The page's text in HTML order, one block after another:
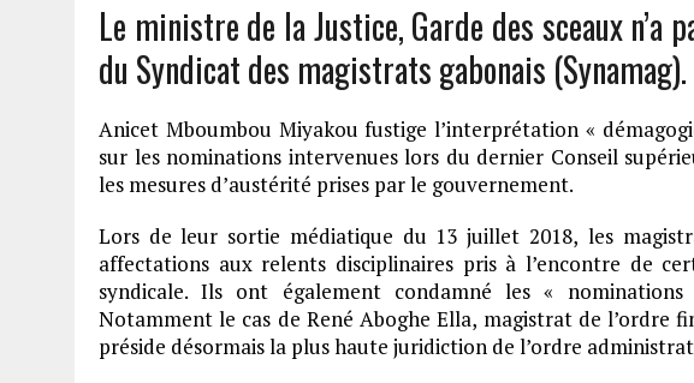
Le ministre de la Justice, Garde des sceaux n’a
du Syndicat des magistrats gabonais (Synamag).
Anicet Mboumbou Miyakou fustige l’interprétation «
sur les nominations intervenues lors du dernier Conseil
les mesures d’austérité prises par le gouvernement.
Lors de leur sortie médiatique du 13 juillet 2018, les
affectations aux relents disciplinaires pris à l’encontre de
syndicale. Ils ont également condamné les «
Notamment le cas de René Aboghe Ella, magistrat de l’ordre
préside désormais la plus haute juridiction de l’ordre